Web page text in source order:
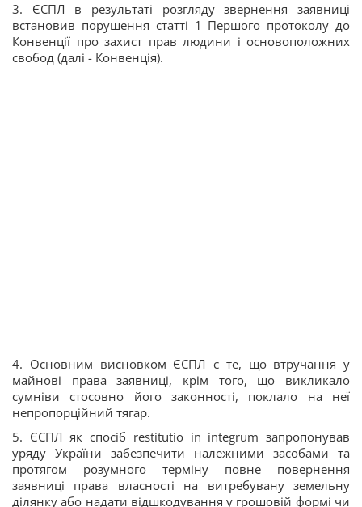
3. ЄСПЛ в результаті розгляду звернення заявниці
встановив порушення статті 1 Першого протоколу до
Конвенції про захист прав людини і основоположних
свобод (далі - Конвенція).
4. Основним висновком ЄСПЛ є те, що втручання у
майнові права заявниці, крім того, що викликало
сумніви стосовно його законності, поклало на неї
непропорційний тягар.
5. ЄСПЛ як спосіб restitutio in integrum запропонував
уряду України забезпечити належними засобами та
протягом розумного терміну повне повернення
заявниці права власності на витребувану земельну
ділянку або надати відшкодування у грошовій формі чи